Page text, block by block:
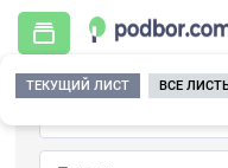
ТЕКУЩИЙ ЛИСТ ВСЕ
Главная / Контрольно-